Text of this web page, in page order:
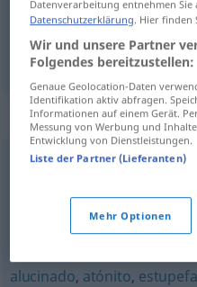
bewundert admirado (≈
erstaunt admirado(≈
Synonyme
patidifuso,patitieso
alucinado, atónito,
Datenverarbeitung entnehmen Sie
Datenschutzerklärung. Hier finden
Wir und unsere Partner
Folgendes bereitzustellen:
Genaue Geolocation-Daten
Identifikation aktiv abfragen.
Informationen auf einem Gerät.
Messung von Werbung und
Entwicklung von Dienstleistungen.
Liste der Partner (Lieferanten)
Mehr Optionen